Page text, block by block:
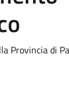
Provincia di